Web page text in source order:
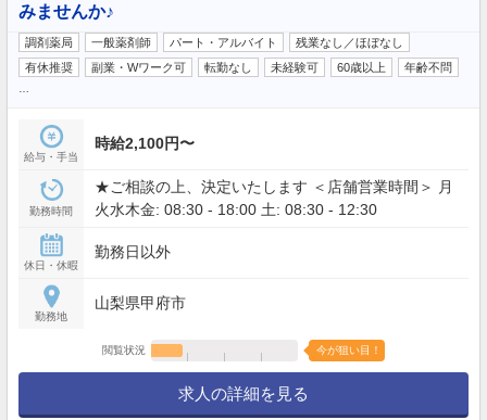
みませんか♪
調剤薬局 一般薬剤師 パート・アルバイト
残業なし／ほぼなし
有休推奨
副業・Wワーク可 転勤なし 未経験可 60歳以上 年齢不問
給与・手当
時給2,100円〜
勤務時間
★ご相談の上、決定いたします ＜店舗営業時間＞ 月
火水木金: 08:30 - 18:00 土: 08:30 - 12:30
休日・休暇
勤務日以外
勤務地
山梨県甲府市
閲覧状況 今が狙い目！
求人の詳細を見る